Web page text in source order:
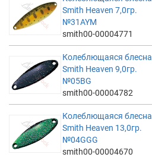
Smith Heaven 7,0гр.
№31AYM
smith00-00004771
Колеблющаяся блесна
Smith Heaven 9,0гр.
№05BG
smith00-00004782
Колеблющаяся блесна
Smith Heaven 13,0гр.
№04GGG
smith00-00004670